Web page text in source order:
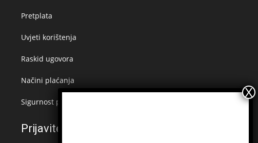
Pretplata
Uvjeti korištenja
Raskid ugovora
Načini plaćanja
Sigurnost plaćanja
Prijavite se na newsletter